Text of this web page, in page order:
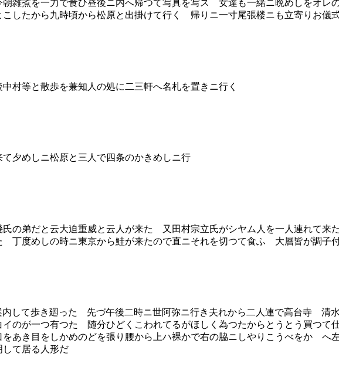
煮を一力で食ひ昼後ニ内へ帰つて写真を写ス 女達も一緒ニ晩めしをオレ
したから九時頃から松原と出掛けて行く 帰りニ一寸尾張楼ニも立寄りお儀
等と散歩を兼知人の処に二三軒へ名札を置きニ行く
めしニ松原と三人で四条のかきめしニ行
弟だと云大迫重威と云人が来た 又田村宗立氏がシヤム人を一人連れて来
丁度めしの時ニ東京から鮭が来たので直ニそれを切つて食ふ 大層皆が調子
て歩き廻った 先づ午後二時ニ世阿弥ニ行き夫れから二人連で高台寺
のが一つ有つた 随分ひどくこわれてるがほしく為つたからとうとう買つ
あき目をしかめのどを張り腰から上ハ裸かで右の脇ニしやりこうべをかゝへ
て居る人形だ